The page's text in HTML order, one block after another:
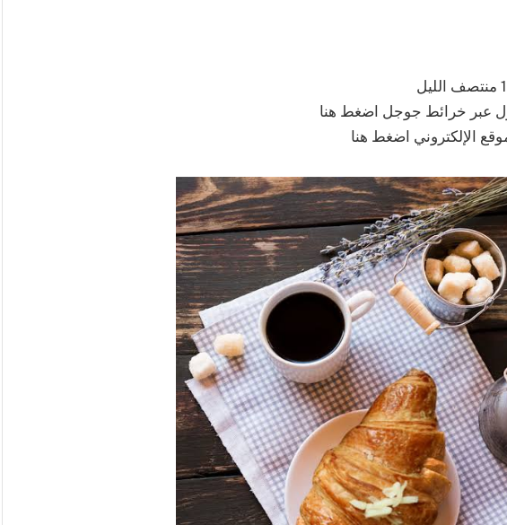
عبر خرائط جوجل اضغط هنا
الإلكتروني اضغط هنا